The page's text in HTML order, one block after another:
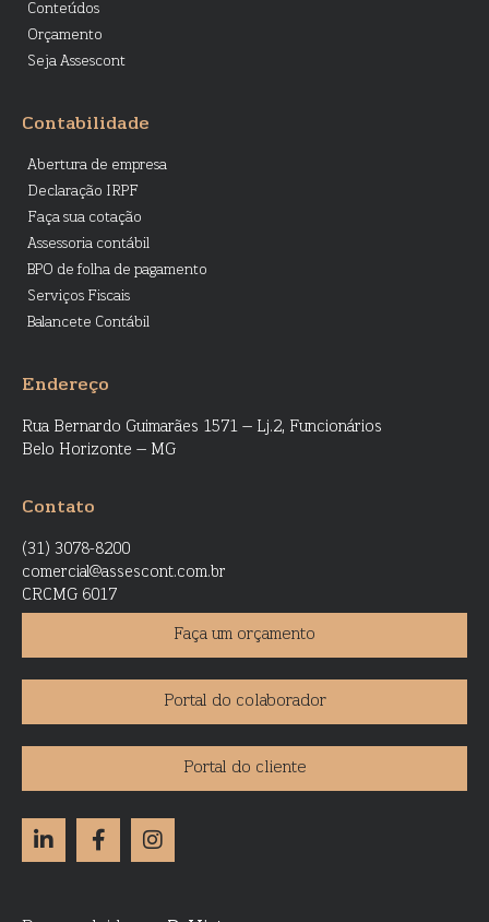
Conteúdos
Orçamento
Seja Assescont
Contabilidade
Abertura de empresa
Declaração IRPF
Faça sua cotação
Assessoria contábil
BPO de folha de pagamento
Serviços Fiscais
Balancete Contábil
Endereço
Rua Bernardo Guimarães 1571 – Lj.2, Funcionários
Belo Horizonte – MG
Contato
(31) 3078-8200
comercial@assescont.com.br
CRCMG 6017
Faça um orçamento
Portal do colaborador
Portal do cliente